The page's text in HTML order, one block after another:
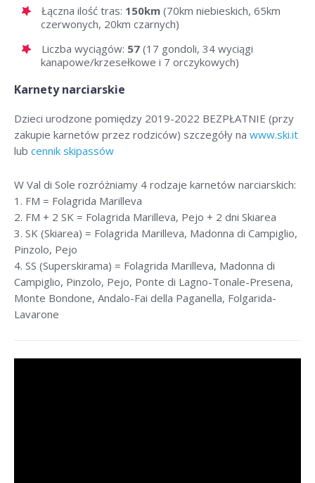
Łączna ilość tras: 150km (70km niebieskich, 65km
czerwonych, 20km czarnych)
Liczba wyciągów: 57 (17 gondoli, 34 wyciągi
kanapowe/krzesełkowe i 7 orczykowych)
Karnety narciarskie
Dzieci urodzone pomiędzy 2019-2022 BEZPŁATNIE (przy
zakupie karnetów przez rodziców) szczegóły na www.ski.it
lub cennik skipassów
W Val di Sole rozróżniamy 4 rodzaje karnetów narciarskich:
1. FM = Folagrida Marilleva
2. FM + 2 SK = Folagrida Marilleva, Pejo + 2 dni Skiarea
3. SK (Skiarea) = Folagrida Marilleva, Madonna di Campiglio,
Pinzolo, Pejo
4. SS (Superskirama) = Folagrida Marilleva, Madonna di
Campiglio, Pinzolo, Pejo, Ponte di Lagno-Tonale-Presena,
Monte Bondone, Andalo-Fai della Paganella, Folgarida-
Lavarone